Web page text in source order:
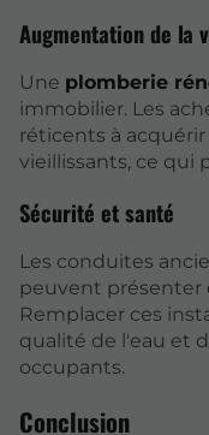
Augmentation de la
Une plomberie
immobilier. Les
réticents à
vieillissants, ce qui
Sécurité et santé
Les conduites
peuvent présenter
Remplacer ces
qualité de l'eau et
occupants.
Conclusion